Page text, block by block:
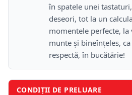
în spatele unei
deseori, tot la un
momentele perfecte, la
munte şi bineînţeles,
respectă, în bucătărie!
CONDIȚII DE PRELUARE